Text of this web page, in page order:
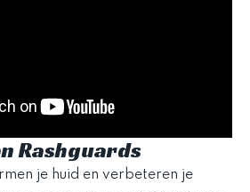
Rashguards
je huid en verbeteren je